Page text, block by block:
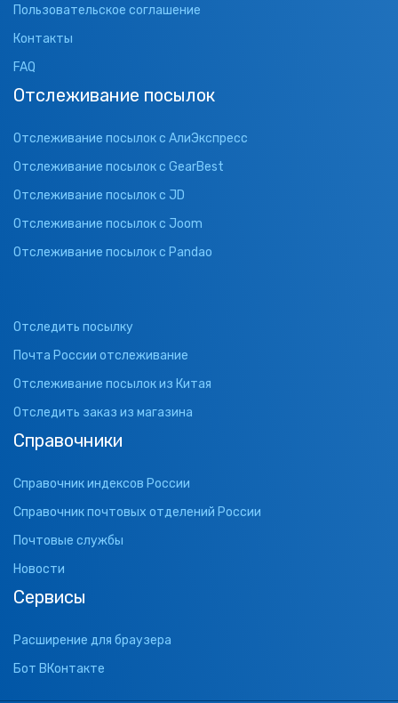
Пользовательское соглашение
Контакты
FAQ
Отслеживание посылок
Отслеживание посылок с АлиЭкспресс
Отслеживание посылок с GearBest
Отслеживание посылок с JD
Отслеживание посылок с Joom
Отслеживание посылок с Pandao
Отследить посылку
Почта России отслеживание
Отслеживание посылок из Китая
Отследить заказ из магазина
Справочники
Справочник индексов России
Справочник почтовых отделений России
Почтовые службы
Новости
Сервисы
Расширение для браузера
Бот ВКонтакте